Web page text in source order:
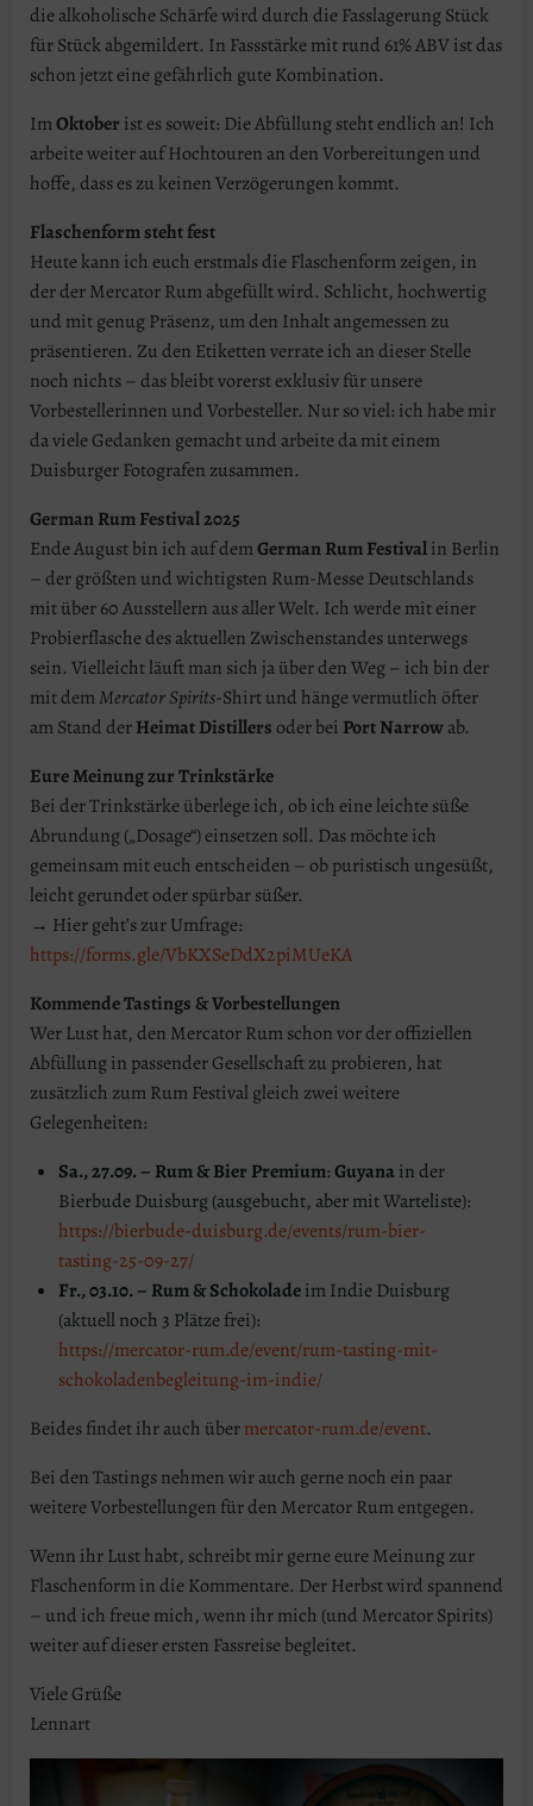
die alkoholische Schärfe wird durch die Fasslagerung Stück
für Stück abgemildert. In Fassstärke mit rund 61% ABV ist das
schon jetzt eine gefährlich gute Kombination.
ImOktober ist es soweit: Die Abfüllung steht endlich an! Ich
arbeite weiter auf Hochtouren an den Vorbereitungen und
hoffe, dass es zu keinen Verzögerungen kommt.
Flaschenform steht fest
Heute kann ich euch erstmals die Flaschenform zeigen, in
der der Mercator Rum abgefüllt wird. Schlicht, hochwertig
und mit genug Präsenz, um den Inhalt angemessen zu
präsentieren. Zu den Etiketten verrate ich an dieser Stelle
noch nichts – das bleibt vorerst exklusiv für unsere
Vorbestellerinnen und Vorbesteller. Nur so viel: ich habe mir
da viele Gedanken gemacht und arbeite da mit einem
Duisburger Fotografen zusammen.
German Rum Festival 2025
Ende August bin ich auf demGerman Rum Festivalin Berlin
– der größten und wichtigsten Rum-Messe Deutschlands
mit über 60 Ausstellern aus aller Welt. Ich werde mit einer
Probierflasche des aktuellen Zwischenstandes unterwegs
sein. Vielleicht läuft man sich ja über den Weg – ich bin der
mit demMercator Spirits-Shirt und hänge vermutlich öfter
am Stand derHeimat Distillersoder bei Port Narrowab.
Eure Meinung zur Trinkstärke
Bei der Trinkstärke überlege ich, ob ich eine leichte süße
Abrundung („Dosage“) einsetzen soll. Das möchte ich
gemeinsam mit euch entscheiden – ob puristisch ungesüßt,
leicht gerundet oder spürbar süßer.
→ Hier geht’s zur Umfrage:
https://forms.gle/VbKXSeDdX2piMUeKA
Kommende Tastings & Vorbestellungen
Wer Lust hat, den Mercator Rum schon vor der offiziellen
Abfüllung in passender Gesellschaft zu probieren, hat
zusätzlich zum Rum Festival gleich zwei weitere
Gelegenheiten:
Sa., 27.09. – Rum & Bier Premium:Guyana in der
Bierbude Duisburg (ausgebucht, aber mit Warteliste):
https://bierbude-duisburg.de/events/rum-bier-
tasting-25-09-27/
Fr., 03.10. – Rum & Schokoladeim Indie Duisburg
(aktuell noch 3 Plätze frei):
https://mercator-rum.de/event/rum-tasting-mit-
schokoladenbegleitung-im-indie/
Beides findet ihr auch übermercator-rum.de/event.
Bei den Tastings nehmen wir auch gerne noch ein paar
weitere Vorbestellungen für den Mercator Rum entgegen.
Wenn ihr Lust habt, schreibt mir gerne eure Meinung zur
Flaschenform in die Kommentare. Der Herbst wird spannend
– und ich freue mich, wenn ihr mich (und Mercator Spirits)
weiter auf dieser ersten Fassreise begleitet.
Viele Grüße
Lennart